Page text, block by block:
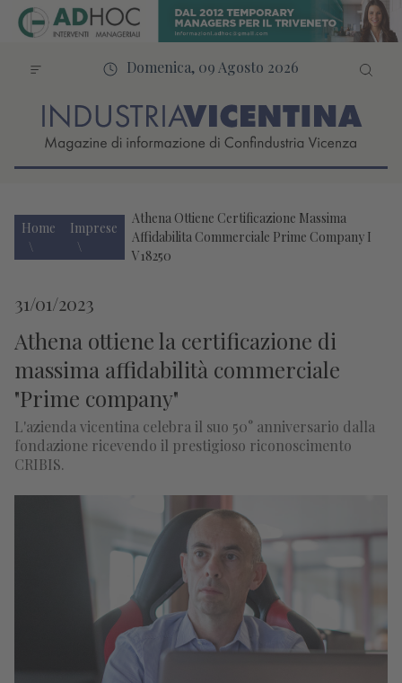
Domenica, 09 Agosto 2026
Home Imprese
Athena Ottiene Certificazione Massima
Affidabilita Commerciale Prime Company I
V18250
31/01/2023
Athena ottiene la certificazione di
massima affidabilità commerciale
"Prime company"
L'azienda vicentina celebra il suo 50° anniversario dalla
fondazione ricevendo il prestigioso riconoscimento
CRIBIS.